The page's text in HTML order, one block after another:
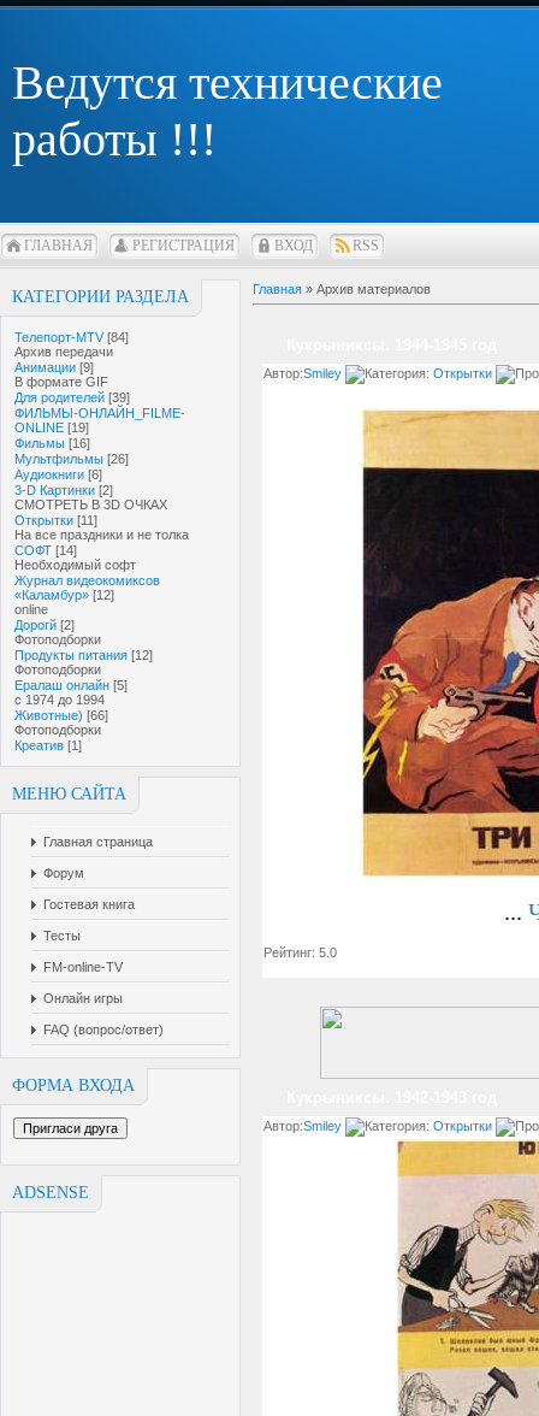
Ведутся технические
работы !!!
ГЛАВНАЯ РЕГИСТРАЦИЯ ВХОД RSS
КАТЕГОРИИ РАЗДЕЛА
Телепорт-MTV [84]
Архив передачи
Анимации [9]
В формате GIF
Для родителей [39]
ФИЛЬМЫ-ОНЛАЙН_FILME-
ONLINE [19]
Фильмы [16]
Мультфильмы [26]
Аудиокниги [6]
3-D Картинки [2]
СМОТРЕТЬ В 3D ОЧКАХ
Открытки [11]
На все праздники и не толка
СОФТ [14]
Необходимый софт
Журнал видеокомиксов
«Каламбур» [12]
online
Дорогй [2]
Фотоподборки
Продукты питания [12]
Фотоподборки
Ералаш онлайн [5]
с 1974 до 1994
Животные) [66]
Фотоподборки
Креатив [1]
МЕНЮ САЙТА
Главная страница
Форум
Гостевая книга
Тесты
FM-online-TV
Онлайн игры
FAQ (вопрос/ответ)
ФОРМА ВХОДА
ADSENSE
Главная » Архив материалов
Автор:Smiley Категория: Открытки
...
Рейтинг: 5.0
Автор:Smiley Категория: Открытки